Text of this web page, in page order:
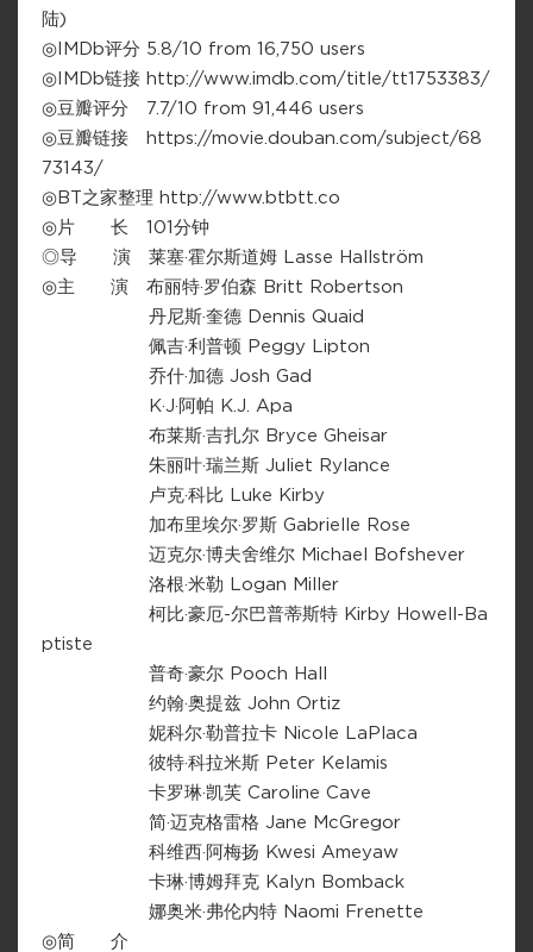
陆)
◎IMDb评分 5.8/10 from 16,750 users
◎IMDb链接 http://www.imdb.com/title/tt1753383/
◎豆瓣评分 7.7/10 from 91,446 users
◎豆瓣链接 https://movie.douban.com/subject/68
73143/
◎BT之家整理 http://www.btbtt.co
◎片 长 101分钟
◎导 演 莱塞·霍尔斯道姆 Lasse Hallström
◎主 演 布丽特·罗伯森 Britt Robertson
丹尼斯·奎德 Dennis Quaid
佩吉·利普顿 Peggy Lipton
乔什·加德 Josh Gad
K·J·阿帕 K.J. Apa
布莱斯·吉扎尔 Bryce Gheisar
朱丽叶·瑞兰斯 Juliet Rylance
卢克·科比 Luke Kirby
加布里埃尔·罗斯 Gabrielle Rose
迈克尔·博夫舍维尔 Michael Bofshever
洛根·米勒 Logan Miller
柯比·豪厄-尔巴普蒂斯特 Kirby Howell-Ba
ptiste
普奇·豪尔 Pooch Hall
约翰·奥提兹 John Ortiz
妮科尔·勒普拉卡 Nicole LaPlaca
彼特·科拉米斯 Peter Kelamis
卡罗琳·凯芙 Caroline Cave
简·迈克格雷格 Jane McGregor
科维西·阿梅扬 Kwesi Ameyaw
卡琳·博姆拜克 Kalyn Bomback
娜奥米·弗伦内特 Naomi Frenette
◎简 介